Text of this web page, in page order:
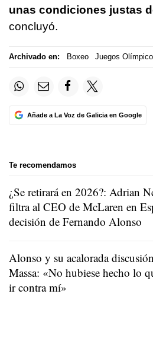
unas condiciones justas
concluyó.
Archivado en: Boxeo Juegos
Añade a La Voz de Galicia en Google
Te recomendamos
¿Se retirará en 2026?: Adrian
filtra al CEO de McLaren en
decisión de Fernando Alonso
Alonso y su acalorada
Massa: «No hubiese hecho lo
ir contra mí»